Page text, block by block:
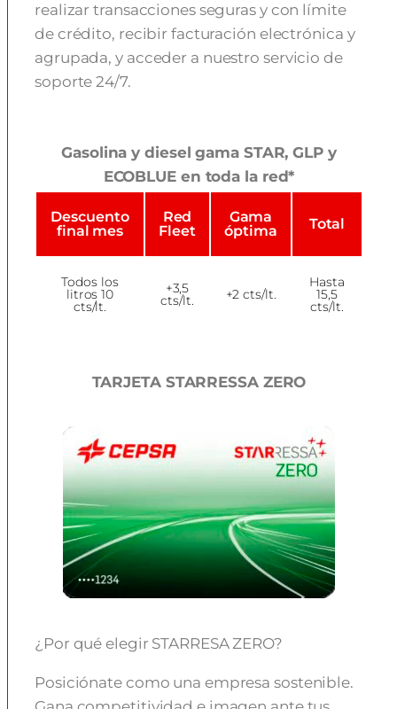
realizar transacciones seguras y con límite
de crédito, recibir facturación electrónica y
agrupada, y acceder a nuestro servicio de
soporte 24/7.
Gasolina y diesel gama STAR, GLP y
ECOBLUE en toda la red*
Descuento
final mes
Red
Fleet
Gama
óptima
Total
Todos los
litros 10
cts/lt.
+3,5
cts/lt. +2 cts/lt.
Hasta
15,5
cts/lt.
TARJETA STARRESSA ZERO
¿Por qué elegir STARRESA ZERO?
Posiciónate como una empresa sostenible.